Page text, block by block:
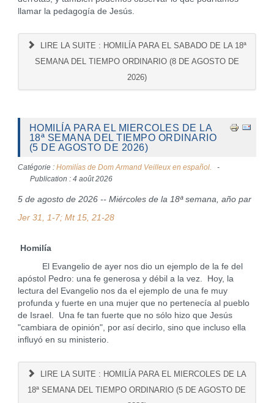
llamar la pedagogía de Jesús.
LIRE LA SUITE : HOMILÍA PARA EL SABADO DE LA 18ª
SEMANA DEL TIEMPO ORDINARIO (8 DE AGOSTO DE
2026)
HOMILÍA PARA EL MIERCOLES DE LA
18ª SEMANA DEL TIEMPO ORDINARIO
(5 DE AGOSTO DE 2026)
Catégorie : Homilías de Dom Armand Veilleux en español.
Publication : 4 août 2026
5 de agosto de 2026 -- Miércoles de la 18ª semana, año par
Jer 31, 1-7; Mt 15, 21-28
Homilía
El Evangelio de ayer nos dio un ejemplo de la fe del
apóstol Pedro: una fe generosa y débil a la vez. Hoy, la
lectura del Evangelio nos da el ejemplo de una fe muy
profunda y fuerte en una mujer que no pertenecía al pueblo
de Israel. Una fe tan fuerte que no sólo hizo que Jesús
"cambiara de opinión", por así decirlo, sino que incluso ella
influyó en su ministerio.
LIRE LA SUITE : HOMILÍA PARA EL MIERCOLES DE LA
18ª SEMANA DEL TIEMPO ORDINARIO (5 DE AGOSTO DE